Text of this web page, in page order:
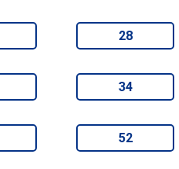
28
34
52